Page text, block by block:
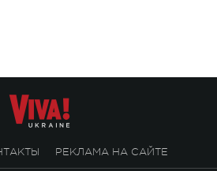
РЕКЛАМА НА САЙТЕ